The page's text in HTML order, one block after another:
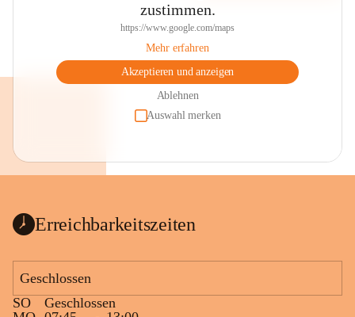
zustimmen.
https://www.google.com/maps
Mehr erfahren
Akzeptieren und anzeigen
Ablehnen
Auswahl merken
Erreichbarkeitszeiten
Geschlossen
SO
Geschlossen